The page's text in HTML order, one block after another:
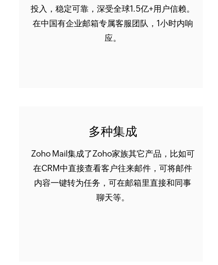
投入，稳定可靠，深受全球1.5亿+用户信赖。
在中国有企业邮箱专属客服团队，1小时内响
应。
多种集成
Zoho Mail集成了Zoho家族其它产品，比如可
在CRM中直接查看客户往来邮件，可将邮件
内容一键转为任务，可在邮箱里直接和同事
聊天等。